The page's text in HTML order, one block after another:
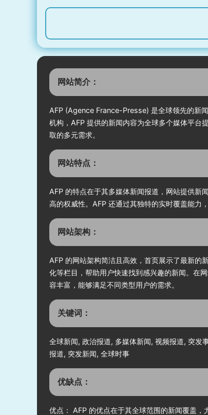
平台，France 24 致力于向全球观众
析方面具有较强的权威性。网站不仅
提供文字新闻，还通过视频和直播等
助全球观众及时了解世界各地的重要
事件。
网站简介：
AFP (Agence France-Presse) 是全球领先的新
机构，AFP 提供的新闻内容为全球多个媒体平台
取的多元需求。
网站特点：
AFP 的特点在于其多媒体新闻报道，网站提供新
高的权威性。AFP 还通过其独特的实时覆盖能力
网站架构：
AFP 的网站架构简洁且高效，首页展示了最新的
化等栏目，帮助用户快速找到感兴趣的新闻。在
容丰富，能够满足不同类型用户的需求。
关键词：
全球新闻, 政治报道, 多媒体新闻, 视频报道, 突发
报道, 突发新闻, 全球时事
优缺点：
优点： AFP 的优点在于其全球范围的新闻覆盖